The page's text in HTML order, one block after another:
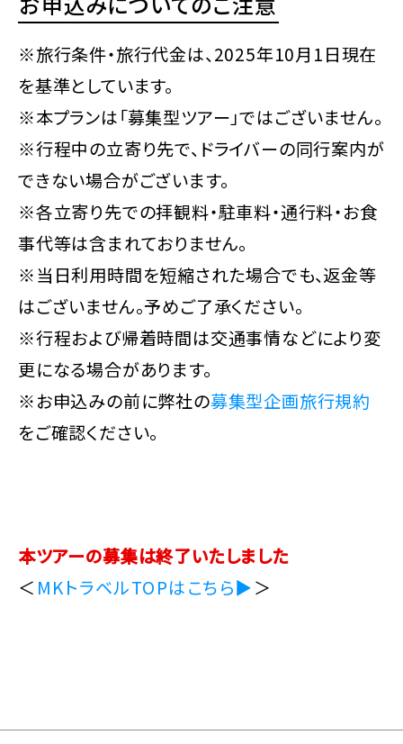
※旅行条件・旅行代金は、2025年10月1日現在
を基準としています。
※本プランは「募集型ツアー」ではございません。
※行程中の立寄り先で、ドライバーの同行案内が
できない場合がございます。
※各立寄り先での拝観料・駐車料・通行料・お食
事代等は含まれておりません。
※当日利用時間を短縮された場合でも、返金等
はございません。予めご了承ください。
※行程および帰着時間は交通事情などにより変
更になる場合があります。
※お申込みの前に弊社の募集型企画旅行規約
をご確認ください。
本ツアーの募集は終了いたしました
＜ MKトラベルTOPはこちら▶＞